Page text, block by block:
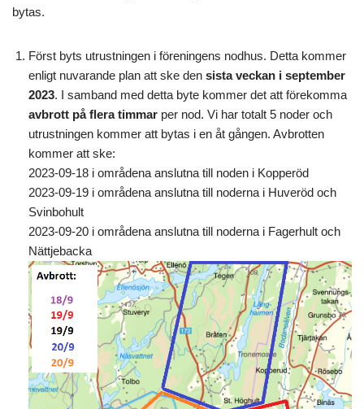
bytas.
Först byts utrustningen i föreningens nodhus. Detta kommer
enligt nuvarande plan att ske den sista veckan i september
2023. I samband med detta byte kommer det att förekomma
avbrott på flera timmar per nod. Vi har totalt 5 noder och
utrustningen kommer att bytas i en åt gången. Avbrotten
kommer att ske:
2023-09-18 i områdena anslutna till noden i Kopperöd
2023-09-19 i områdena anslutna till noderna i Huveröd och
Svinbohult
2023-09-20 i områdena anslutna till noderna i Fagerhult och
Nättjebacka